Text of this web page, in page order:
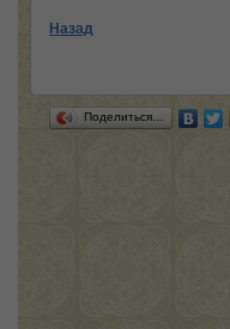
Назад
Поделиться…